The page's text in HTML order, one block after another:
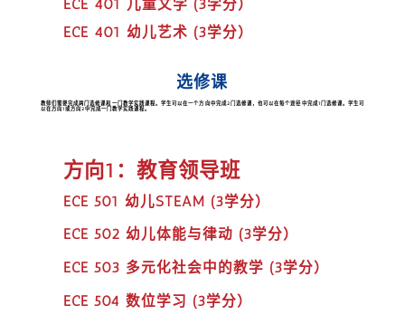
ECE 401 儿童文学 (3学分）
ECE 401 幼儿艺术 (3学分）
选修课
教师们需要完成两门选修课和一门教学实践课程。学生可以在一个方向中完成2门选修课，也可以在每个途径中完成1门选修课。学生可
以在方向1或方向2中完成一门教学实践课程。
方向1：教育领导班
ECE 501 幼儿STEAM (3学分）
ECE 502 幼儿体能与律动 (3学分）
ECE 503 多元化社会中的教学 (3学分）
ECE 504 数位学习 (3学分）